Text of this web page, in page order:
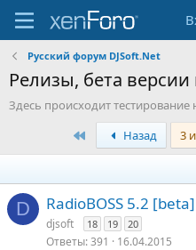
Русский форум DJSoft.Net
Релизы, бета
Здесь происходит
ПервыйНазад 3
D RadioBOSS 5.2 [beta]
djsoft 18 19 20
Ответы 391 16.04.2015